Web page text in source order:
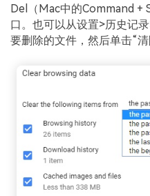
Del（Mac中的Command +
口。也可以从设置>历史记
要删除的文件，然后单击“